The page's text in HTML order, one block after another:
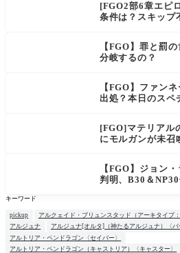
[FGO2部6章エピ
条件は？スキップ
上がり出てくる
【FGO】罪と罰
分岐するの？
【FGO】ファン
出処？本日のスペ
[FGO]マテリアル
にモルガンが未召
【FGO】ジョン
判明、B30＆
キーワード
pickup
アルクェイド・ブリュンスタッド（アーキタイプ
アルジュナ
アルジュナ[オルタ]（神たるアルジュナ）〈バ
アルトリア・ペンドラゴン〈セイバー〉
アルトリア・ペンドラゴン（キャストリア）〈キャスター〉